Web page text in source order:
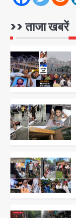
>> ताजा खबरें
2
3
4
5